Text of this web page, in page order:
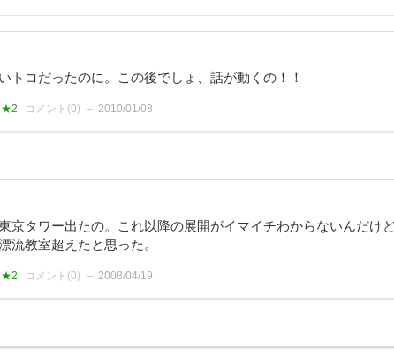
トコだったのに。この後でしょ、話が動くの！！
★2 コメント(0) 2010/01/08
京タワー出たの。これ以降の展開がイマイチわからないんだけ
流教室超えたと思った。
★2 コメント(0) 2008/04/19